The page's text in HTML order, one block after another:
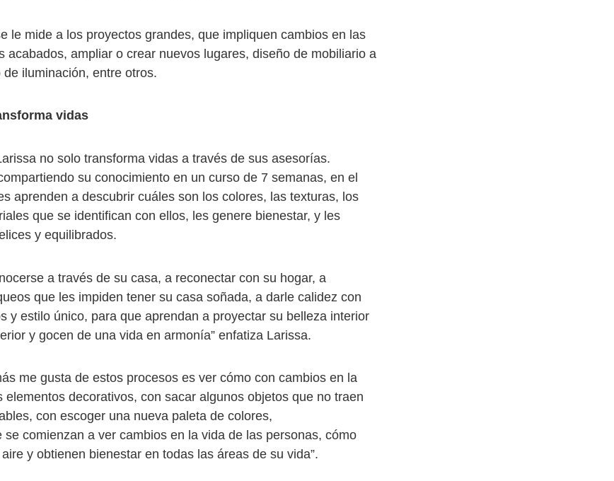
le mide a los proyectos grandes, que impliquen cambios en las
acabados, ampliar o crear nuevos lugares, diseño de mobiliario a
iluminación, entre otros.
vidas
no solo transforma vidas a través de sus asesorías.
su conocimiento en un curso de 7 semanas, en el
aprenden a descubrir cuáles son los colores, las texturas, los
que se identifican con ellos, les genere bienestar, y les
y equilibrados.
a través de su casa, a reconectar con su hogar, a
que les impiden tener su casa soñada, a darle calidez con
y estilo único, para que aprendan a proyectar su belleza interior
y gocen de una vida en armonía” enfatiza Larissa.
me gusta de estos procesos es ver cómo con cambios en la
elementos decorativos, con sacar algunos objetos que no traen
con escoger una nueva paleta de colores,
se comienzan a ver cambios en la vida de las personas, cómo
y obtienen bienestar en todas las áreas de su vida”.